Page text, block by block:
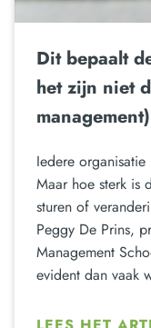
Dit bepaalt
het zijn niet
management)
Iedere
Maar hoe sterk is
sturen of
Peggy De Prins,
Management
evident dan vaak